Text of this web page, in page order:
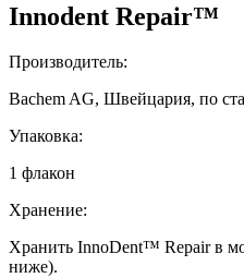
Innodent Repair™
Производитель:
Bachem AG, Швейцария, по
Упаковка:
1 флакон
Хранение:
Хранить InnoDent™ Repair в
ниже).